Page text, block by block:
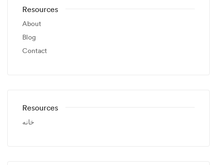
Resources
About
Blog
Contact
Resources
خانه